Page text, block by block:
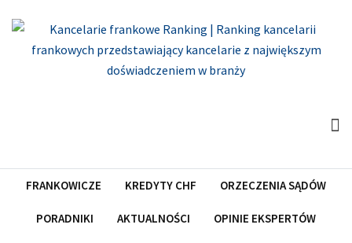
content
FRANKOWICZE KREDYTY CHF ORZECZENIA SĄDÓW
PORADNIKI AKTUALNOŚCI OPINIE EKSPERTÓW